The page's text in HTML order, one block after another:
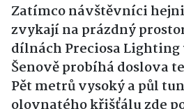
Zatímco návštěvníci
zvykají na prázdný
dílnách Preciosa
Šenově probíhá doslova
Pět metrů vysoký a půl